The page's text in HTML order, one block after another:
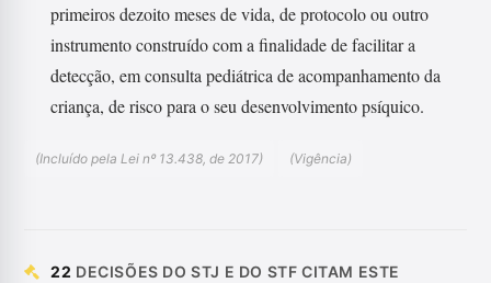
primeiros dezoito meses de vida, de protocolo ou outro
instrumento construído com a finalidade de facilitar a
detecção, em consulta pediátrica de acompanhamento da
criança, de risco para o seu desenvolvimento psíquico.
(Incluído pela Lei nº 13.438, de 2017) (Vigência)
22 DECISÕES DO STJ E DO STF CITAM ESTE